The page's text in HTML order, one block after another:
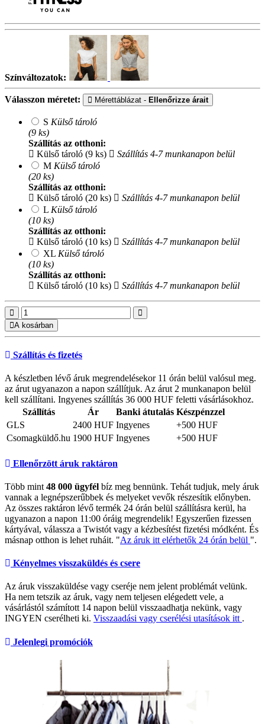
Színváltozatok:
Válasszon méretet: Mérettáblázat - Ellenőrizze árait
S Külső tároló
(9 ks)
Szállítás az otthoni:
Külső tároló (9 ks)
Szállítás 4-7 munkanapon belül
M Külső tároló
(20 ks)
Szállítás az otthoni:
Külső tároló (20 ks)
Szállítás 4-7 munkanapon belül
L Külső tároló
(10 ks)
Szállítás az otthoni:
Külső tároló (10 ks)
Szállítás 4-7 munkanapon belül
XL Külső tároló
(10 ks)
Szállítás az otthoni:
Külső tároló (10 ks)
Szállítás 4-7 munkanapon belül
A kosárban
Szállítás és fizetés
A készletben lévő áruk megrendelésekor 11 órán belül valósul meg.
az árut ugyanazon a napon szállítjuk. Az árut 2 munkanapon belül
kell szállítani. Ingyenes szállítás 36 000 HUF feletti vásárlásokhoz.
Szállítás
Ár Banki átutalás Készpénzzel
GLS
2400 HUF Ingyenes
+500 HUF
Csomagküldő.hu 1900 HUF Ingyenes +500 HUF
Ellenőrzött áruk raktáron
Több mint 48 000 ügyfél bíz meg bennünk. Tehát tudjuk, mely áruk
vannak a legnépszerűbbek és melyeket vevők részesítik előnyben.
Az összes raktáron lévő termék 24 órán belül szállításra kerül, ha
ugyanazon a napon 11:00 óráig megrendelik! Egyszerűen fizessen
kártyával, válassza a Twistót vagy a kézbesítést fizetési módként. És
másnap otthon is lehet ruháit. "Az áruk itt elérhetők 24 órán belül ".
Kényelmes visszaküldés és csere
Az áruk visszaküldése vagy cseréje nem jelent problémát velünk.
Ha nem tetszik az áruk, vagy nem teljesen elégedett vele, a
vásárlástól számított 14 napon belül visszaadhatja nekünk, vagy
INGYEN cserélheti ki. Visszaadási vagy cserélési utasítások itt .
Jelenlegi promóciók